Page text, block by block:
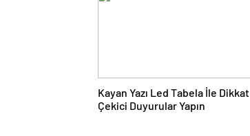
Kayan Yazı Led Tabela İle Dikkat
Çekici Duyurular Yapın